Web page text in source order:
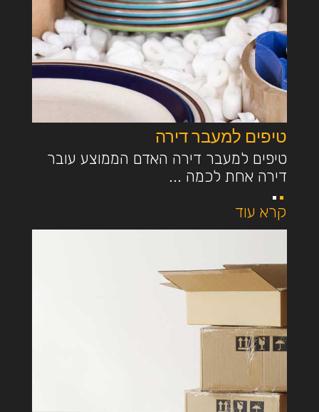
טיפים למעבר דירה
טיפים למעבר דירה האדם הממוצע עובר
דירה אחת לכמה ...
קרא עוד